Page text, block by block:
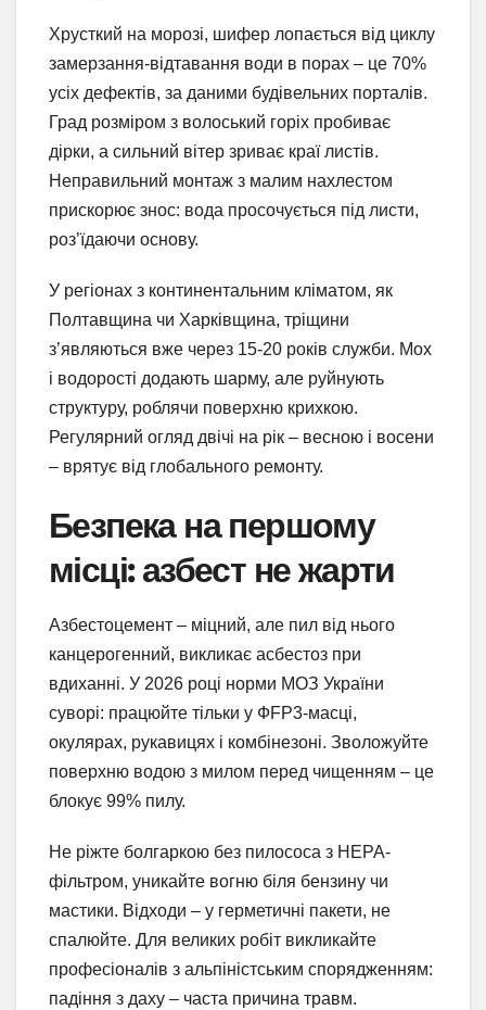
Хрусткий на морозі, шифер лопається від циклу
замерзання-відтавання води в порах – це 70%
усіх дефектів, за даними будівельних порталів.
Град розміром з волоський горіх пробиває
дірки, а сильний вітер зриває краї листів.
Неправильний монтаж з малим нахлестом
прискорює знос: вода просочується під листи,
роз’їдаючи основу.
У регіонах з континентальним кліматом, як
Полтавщина чи Харківщина, тріщини
з’являються вже через 15-20 років служби. Мох
і водорості додають шарму, але руйнують
структуру, роблячи поверхню крихкою.
Регулярний огляд двічі на рік – весною і восени
– врятує від глобального ремонту.
Безпека на першому
місці: азбест не жарти
Азбестоцемент – міцний, але пил від нього
канцерогенний, викликає асбестоз при
вдиханні. У 2026 році норми МОЗ України
суворі: працюйте тільки у ФFP3-масці,
окулярах, рукавицях і комбінезоні. Зволожуйте
поверхню водою з милом перед чищенням – це
блокує 99% пилу.
Не ріжте болгаркою без пилососа з HEPA-
фільтром, уникайте вогню біля бензину чи
мастики. Відходи – у герметичні пакети, не
спалюйте. Для великих робіт викликайте
професіоналів з альпіністським спорядженням:
падіння з даху – часта причина травм.